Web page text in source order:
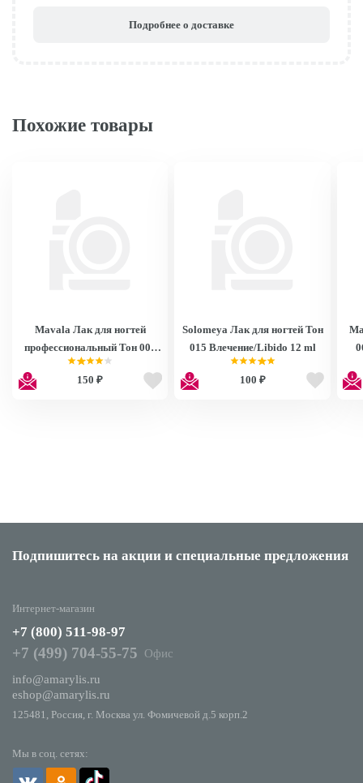
Подробнее о доставке
Похожие товары
Mavala Лак для ногтей
профессиональный Тон 007
Макао/Macao 92707C
150 ₽
Solomeya Лак для ногтей Тон
015 Влечение/Libido 12 ml
100 ₽
Подпишитесь на акции и специальные предложения
Мы в соц. сетях:
Интернет-магазин
+7 (800) 511-98-97
+7 (499) 704-55-75
Офис
info@amarylis.ru
eshop@amarylis.ru
125481, Россия, г. Москва ул. Фомичевой д.5 корп.2